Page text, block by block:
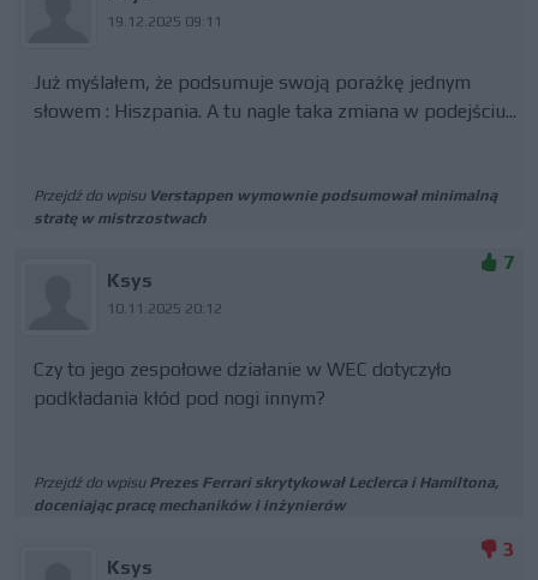
19.12.2025 09:11
Już myślałem, że podsumuje swoją porażkę jednym
słowem : Hiszpania. A tu nagle taka zmiana w podejściu...
Przejdź do wpisu Verstappen wymownie podsumował minimalną
stratę w mistrzostwach
Ksys
10.11.2025 20:12
7
Czy to jego zespołowe działanie w WEC dotyczyło
podkładania kłód pod nogi innym?
Przejdź do wpisu Prezes Ferrari skrytykował Leclerca i Hamiltona,
doceniając pracę mechaników i inżynierów
Ksys
3